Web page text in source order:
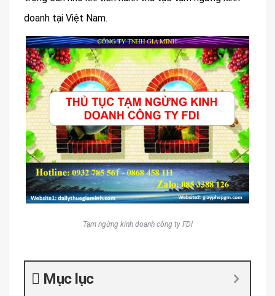
doanh tại Việt Nam.
Tạm ngừng kinh doanh công ty FDI
Mục lục